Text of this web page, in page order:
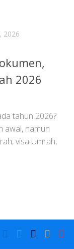
2026
2026
tahun 2026?
awal, namun
visa Umrah,